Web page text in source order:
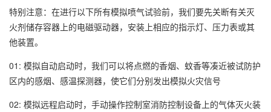
特别注意：在进行以下所有模拟喷气试验前，我们要先关断有关灭
火剂储存容器上的电磁驱动器，安装上相应的指示灯、压力表或其
他装置。
01: 模拟自动启动时，我们可以将点燃的香烟、蚊香等凑近被试防护
区内的感烟、感温探测器，使它们分别发出模拟火灾信号
02: 模拟远程启动时，手动操作控制室消防控制设备上的气体灭火装